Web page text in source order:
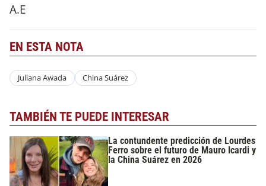
A.E
EN ESTA NOTA
Juliana Awada China Suárez
TAMBIÉN TE PUEDE INTERESAR
La contundente predicción de Lourdes
Ferro sobre el futuro de Mauro Icardi y
la China Suárez en 2026